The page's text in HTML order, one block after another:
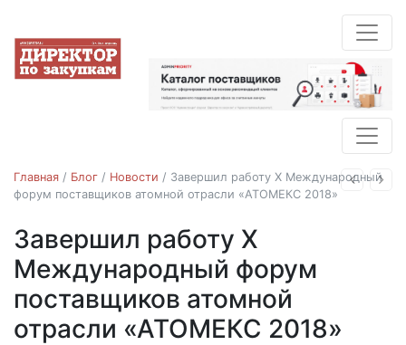
Назад
Главная / Блог / Новости / Завершил работу X Международный
форум поставщиков атомной отрасли «АТОМЕКС 2018»
Новости
Завершил работу X
Международный форум
поставщиков атомной
отрасли «АТОМЕКС 2018»